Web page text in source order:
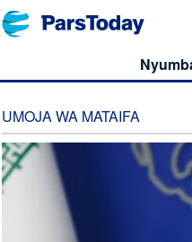
UMOJA WA MATAIFA